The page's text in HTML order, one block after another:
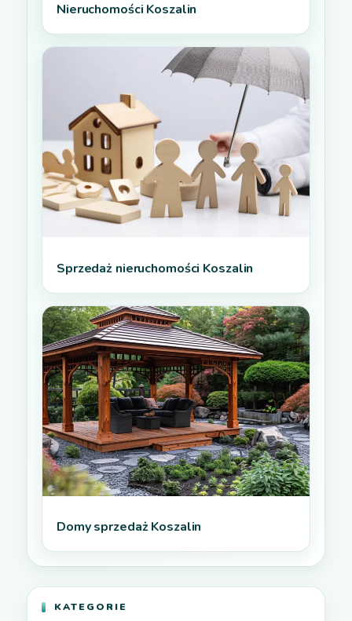
Nieruchomości Koszalin
Sprzedaż nieruchomości Koszalin
Domy sprzedaż Koszalin
KATEGORIE